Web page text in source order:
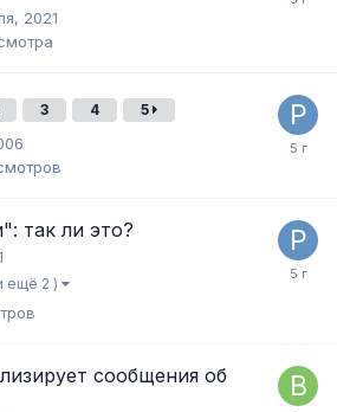
2021
3 4 5
так ли это?
ещё 2 )
сообщения об